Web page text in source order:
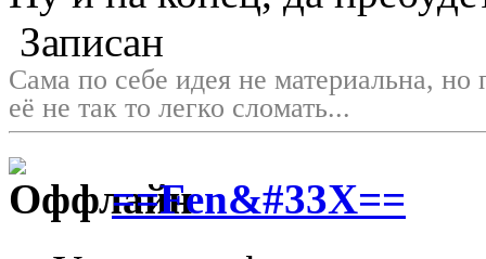
Записан
Сама по себе идея не материальна,
её не так то легко сломать...
==Fen&#33X==